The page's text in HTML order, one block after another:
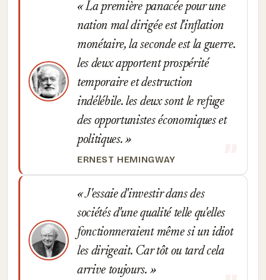
La première panacée pour une
nation mal dirigée est l'inflation
monétaire, la seconde est la guerre.
les deux apportent prospérité
temporaire et destruction
indélébile. les deux sont le refuge
des opportunistes économiques et
politiques.
ERNEST HEMINGWAY
J'essaie d'investir dans des
sociétés d'une qualité telle qu'elles
fonctionneraient même si un idiot
les dirigeait. Car tôt ou tard cela
arrive toujours.